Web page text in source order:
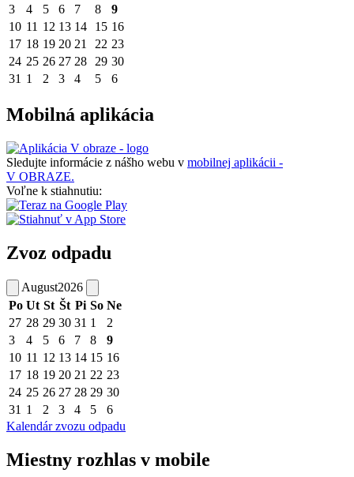
3
4 5 6 7 8
9
10 11 12 13 14 15 16
17 18 19 20 21 22 23
24 25 26 27 28 29 30
31 1 2 3 4 5 6
Mobilná aplikácia
Sledujte informácie z nášho webu v mobilnej aplikácii -
V OBRAZE.
Voľne k stiahnutiu:
Zvoz odpadu
August2026
Po Ut St Št Pi So Ne
27 28 29 30 31 1
2
3
4 5 6 7 8
9
10 11 12 13 14 15 16
17 18 19 20 21 22 23
24 25 26 27 28 29 30
31 1 2 3 4 5
6
Kalendár zvozu odpadu
Miestny rozhlas v mobile